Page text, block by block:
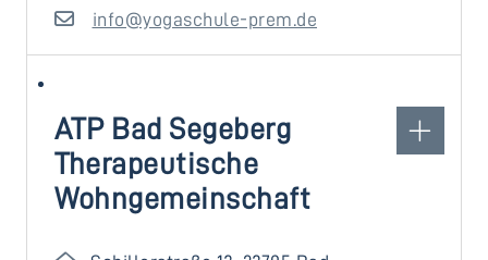
info@yogaschule-prem.de
ATP Bad Segeberg
Therapeutische
Wohngemeinschaft